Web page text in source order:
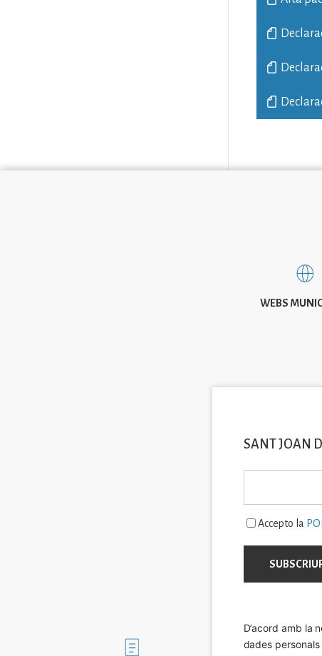
WEBS
Imatge
SANT JOAN
Accepto la
D’acord amb la
dades